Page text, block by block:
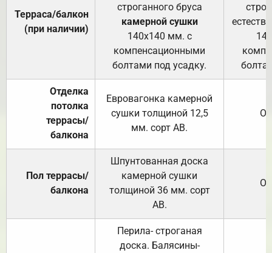
Терраса/балкон
(при наличии)
строганного бруса
камерной сушки
140х140 мм. с
компенсационными
болтами под усадку.
Отделка
потолка
террасы/
балкона
Евровагонка камерной
сушки толщиной 12,5
мм. сорт АВ.
Пол террасы/
балкона
Шпунтованная доска
камерной сушки
толщиной 36 мм. сорт
АВ.
Перила- строганая
доска. Балясины-